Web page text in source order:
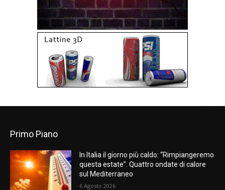
Primo Piano
In Italia il giorno più caldo: “Rimpiangeremo
questa estate”. Quattro ondate di calore
sul Mediterraneo
6 Agosto 2026